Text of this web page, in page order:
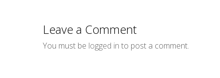
Leave a Comment
You must be logged in to post a comment.